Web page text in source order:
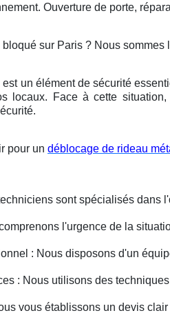
Ouverture de porte,
sur Paris ? Nous sommes
un élément de sécurité
locaux. Face à cette
pour un déblocage de rideau
sont spécialisés dans
l'urgence de la
: Nous disposons d'un
: Nous utilisons des
vous établissons un devis